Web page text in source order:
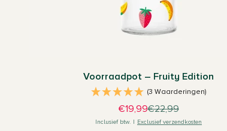
Voorraadpot – Fruity Edition
(3 Waarderingen)
Aanbiedingsprijs
€19,99Normale prijs
€22,99
Inclusief btw. Exclusief verzendkosten